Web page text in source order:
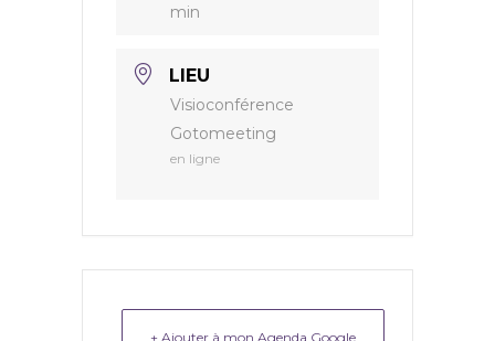
min
LIEU
Visioconférence
Gotomeeting
en ligne
+ Ajouter à mon Agenda Google